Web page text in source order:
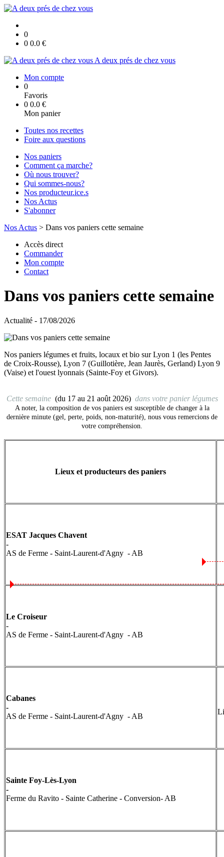
0
0 0.0 €
A deux prés de chez vous
Mon compte
0
Favoris
0 0.0 €
Mon panier
Toutes nos recettes
Foire aux questions
Nos paniers
Comment ça marche?
Où nous trouver?
Qui sommes-nous?
Nos producteur.ice.s
Nos Actus
S'abonner
Nos Actus > Dans vos paniers cette semaine
Accès direct
Commander
Mon compte
Contact
Dans vos paniers cette semaine
Actualité - 17/08/2026
Nos paniers légumes et fruits, locaux et bio sur Lyon 1 (les Pentes
de Croix-Rousse), Lyon 7 (Guillotière, Jean Jaurès, Gerland) Lyon 9
(Vaise) et l'ouest lyonnais (Sainte-Foy et Givors).
Cette semaine (du 17 au 21 août 2026) dans votre panier légumes
A noter, la composition de vos paniers est susceptible de changer à la
dernière minute (gel, perte, poids, non-maturité), nous vous remercions de
votre compréhension.
Lieux et producteurs des paniers
ESAT Jacques Chavent
-
AS de Ferme - Saint-Laurent-d'Agny - AB
Le Croiseur
-
AS de Ferme - Saint-Laurent-d'Agny - AB
Cabanes
-
AS de Ferme - Saint-Laurent-d'Agny - AB
Sainte Foy-Lès-Lyon
-
Ferme du Ravito - Sainte Catherine - Conversion- AB